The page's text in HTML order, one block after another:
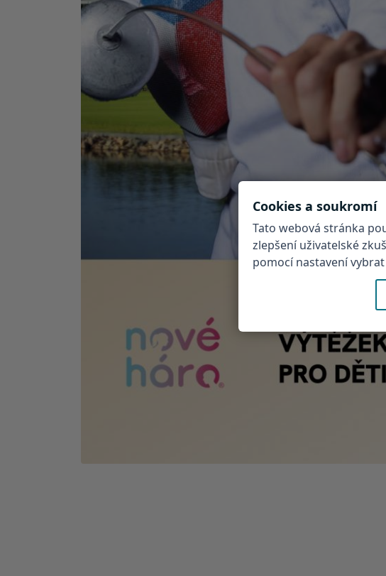
Cookies a soukromí
Tato webová stránka
zlepšení uživatelské
pomocí nastavení